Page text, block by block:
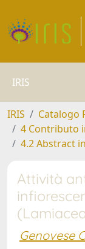
IRIS
IRIS
Catalogo
4 Contributo
4.2 Abstract
Attività
Genovese C